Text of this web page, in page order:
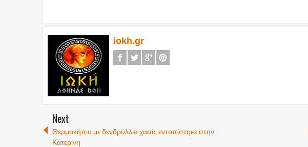
iokh.gr
Next
Θερμοκήπιο με δενδρύλλια χασίς εντοπίστηκε στην
Κατερίνη